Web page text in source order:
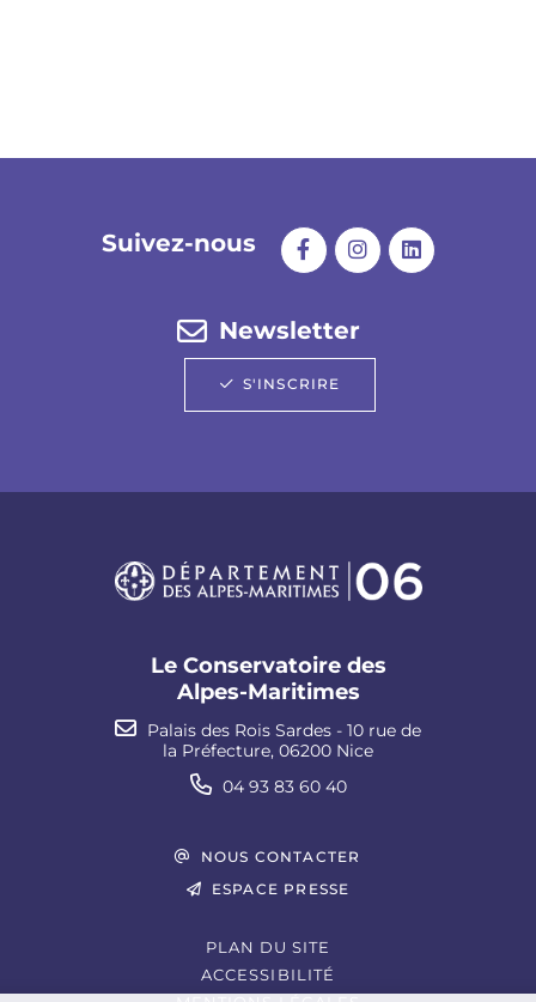
Suivez-nous
Newsletter
S'INSCRIRE
Le Conservatoire des
Alpes-Maritimes
Palais des Rois Sardes - 10 rue de
la Préfecture, 06200 Nice
04 93 83 60 40
NOUS CONTACTER
ESPACE PRESSE
PLAN DU SITE
ACCESSIBILITÉ